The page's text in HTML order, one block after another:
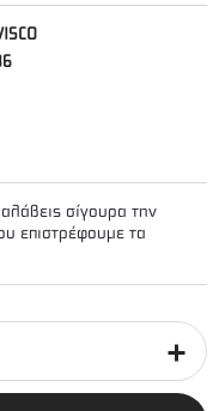
σίγουρα την
επιστρέφουμε τα